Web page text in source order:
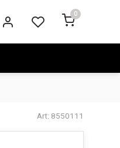
0
Art: 8550111